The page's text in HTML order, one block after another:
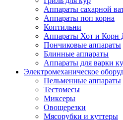
Аппараты сахарной
Аппараты поп корна
Коптильни
Аппараты Хот и Корн
Пончиковые аппараты
Блинные аппараты
Аппараты для варки
Электромеханическое
Пельменные аппараты
Тестомесы
Миксеры
Овощерезки
Мясорубки и куттеры